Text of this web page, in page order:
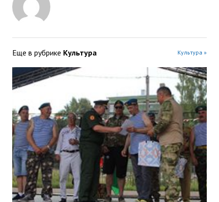
Еще в рубрике Культура Культура »